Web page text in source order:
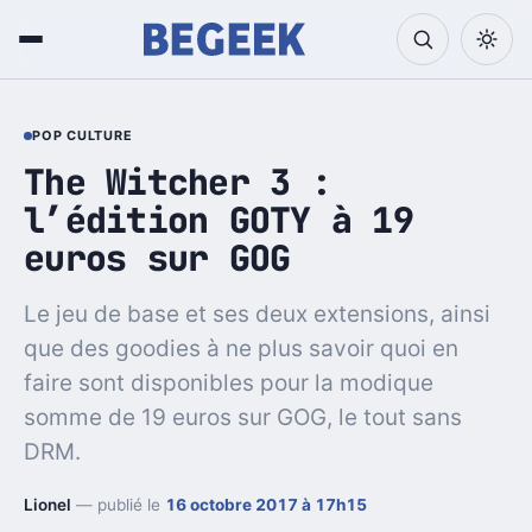
POP CULTURE
The Witcher 3 :
l’édition GOTY à 19
euros sur GOG
Le jeu de base et ses deux extensions, ainsi
que des goodies à ne plus savoir quoi en
faire sont disponibles pour la modique
somme de 19 euros sur GOG, le tout sans
DRM.
Lionel — publié le 16 octobre 2017 à 17h15